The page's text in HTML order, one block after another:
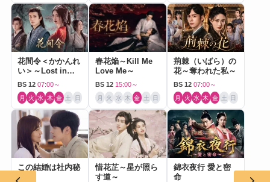
花間令＜かかんれ
い＞～Lost in
Love～
BS 12 07:00～
月 火 水 木 金 土 日
春花焔～Kill Me
Love Me～
BS 12 15:00～
月 火 水 木 金 土 日
荊棘（いばら）の
花～奪われた私～
BS 12 07:00～
月 火 水 木 金 土 日
この結婚は社内秘
で
惜花芷～星が照ら
す道～
錦衣夜行 愛と密
命